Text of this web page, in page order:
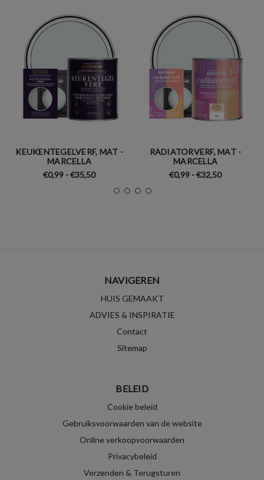
KEUKENTEGELVERF, MAT -
MARCELLA
€0,99 - €35,50
RADIATORVERF, MAT -
MARCELLA
€0,99 - €32,50
NAVIGEREN
HUIS GEMAAKT
ADVIES & INSPIRATIE
Contact
Sitemap
BELEID
Cookie beleid
Gebruiksvoorwaarden van de website
Online verkoopvoorwaarden
Privacybeleid
Verzenden & Terugsturen